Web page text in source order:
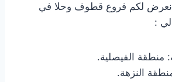
نعرض لكم فروع قطوف وحلا في
:
منطقة الفيصلية.
النزهة.